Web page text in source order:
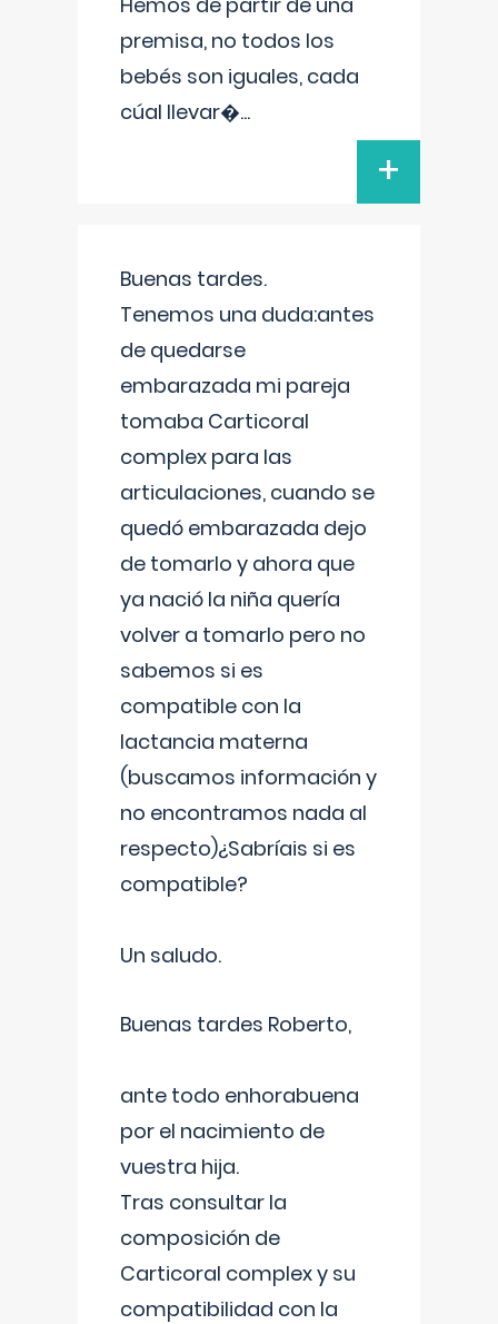
premisa, no todos los
bebés son iguales, cada
cúal llevar�...
+
Buenas tardes.
Tenemos una duda:antes
de quedarse
embarazada mi pareja
tomaba Carticoral
complex para las
articulaciones, cuando se
quedó embarazada dejo
de tomarlo y ahora que
ya nació la niña quería
volver a tomarlo pero no
sabemos si es
compatible con la
lactancia materna
(buscamos información y
no encontramos nada al
respecto)¿Sabríais si es
compatible?
Un saludo.
Buenas tardes Roberto,
ante todo enhorabuena
por el nacimiento de
vuestra hija.
Tras consultar la
composición de
Carticoral complex y su
compatibilidad con la